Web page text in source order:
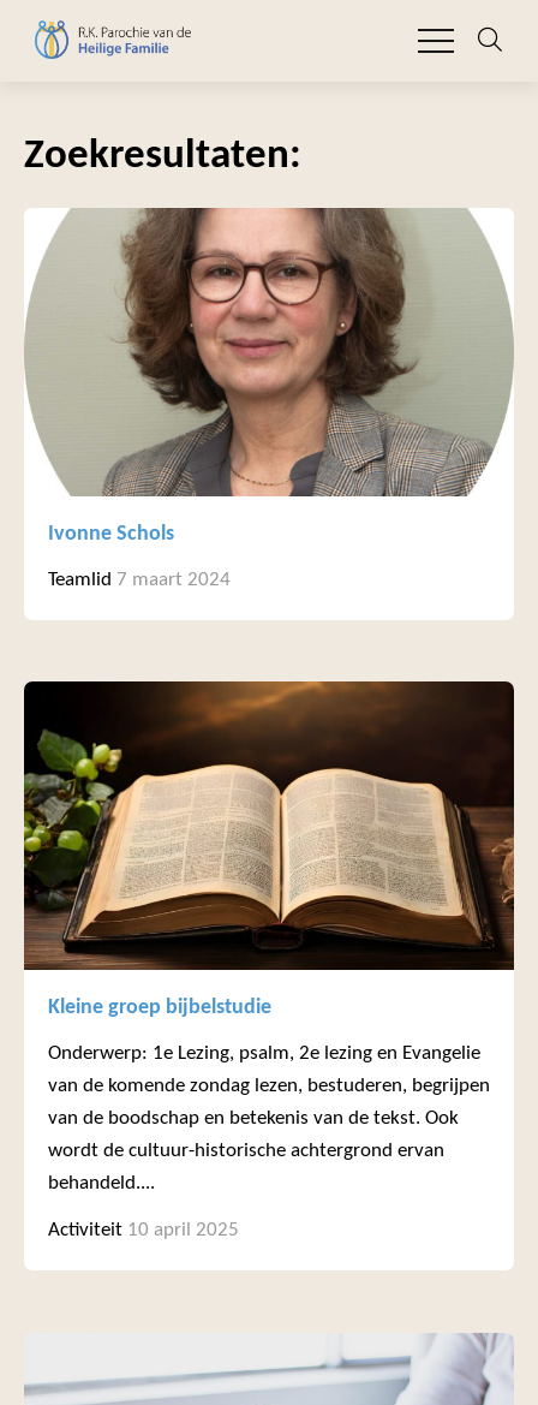
Zoekresultaten:
Ivonne Schols
Teamlid 7 maart 2024
Kleine groep bijbelstudie
Onderwerp: 1e Lezing, psalm, 2e lezing en Evangelie
van de komende zondag lezen, bestuderen, begrijpen
van de boodschap en betekenis van de tekst. Ook
wordt de cultuur-historische achtergrond ervan
behandeld....
Activiteit 10 april 2025